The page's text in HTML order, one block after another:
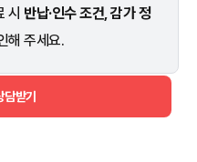
시 반납·인수 조건, 감가 정
해 주세요.
받기